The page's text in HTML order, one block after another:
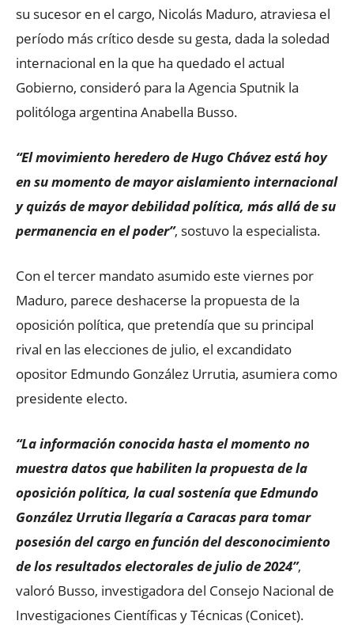
su sucesor en el cargo, Nicolás Maduro, atraviesa el
período más crítico desde su gesta, dada la soledad
internacional en la que ha quedado el actual
Gobierno, consideró para la Agencia Sputnik la
politóloga argentina Anabella Busso.
“El movimiento heredero de Hugo Chávez está hoy
en su momento de mayor aislamiento internacional
y quizás de mayor debilidad política, más allá de su
permanencia en el poder”, sostuvo la especialista.
Con el tercer mandato asumido este viernes por
Maduro, parece deshacerse la propuesta de la
oposición política, que pretendía que su principal
rival en las elecciones de julio, el excandidato
opositor Edmundo González Urrutia, asumiera como
presidente electo.
“La información conocida hasta el momento no
muestra datos que habiliten la propuesta de la
oposición política, la cual sostenía que Edmundo
González Urrutia llegaría a Caracas para tomar
posesión del cargo en función del desconocimiento
de los resultados electorales de julio de 2024”,
valoró Busso, investigadora del Consejo Nacional de
Investigaciones Científicas y Técnicas (Conicet).